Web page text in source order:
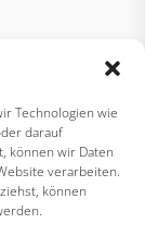
Technologien wie
darauf
können wir Daten
verarbeiten.
können